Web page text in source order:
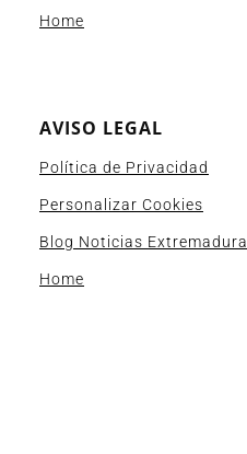
Home
AVISO LEGAL
Política de Privacidad
Personalizar Cookies
Blog Noticias Extremadura
Home